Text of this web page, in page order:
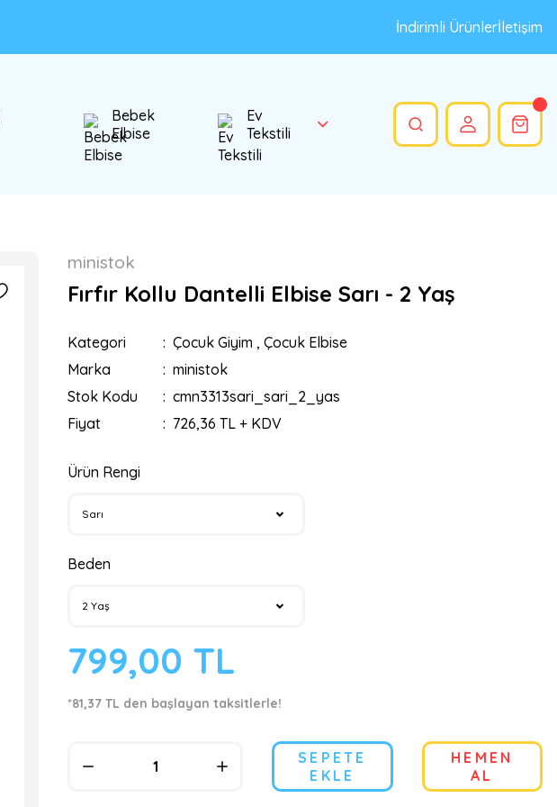
İndirimli Ürünlerİletişim
Bebek
Elbise
Ev
Tekstili
ministok
Fırfır Kollu Dantelli Elbise Sarı - 2 Yaş
Kategori Çocuk Giyim , Çocuk Elbise
Marka
ministok
Stok Kodu
cmn3313sari_sari_2_yas
Fiyat
726,36 TL + KDV
Ürün Rengi
Beden
799,00 TL
*81,37 TL den başlayan taksitlerle!
SEPETE
EKLE
HEMEN
AL